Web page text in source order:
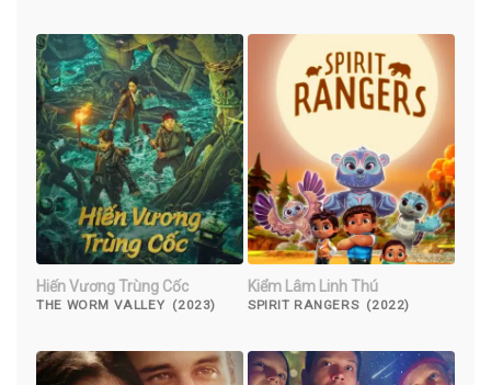
Hiến Vương Trùng Cốc
THE WORM VALLEY (2023)
Kiểm Lâm Linh Thú
SPIRIT RANGERS (2022)